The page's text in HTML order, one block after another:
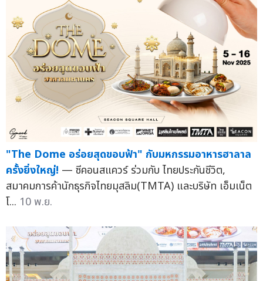
"The Dome อร่อยสุดขอบฟ้า" กับมหกรรมอาหารฮาลาล
ครั้งยิ่งใหญ่! — ซีคอนสแควร์ ร่วมกับ ไทยประกันชีวิต,
สมาคมการค้านักธุรกิจไทยมุสลิม(TMTA) และบริษัท เอ็มเน็ต
โ... 10 พ.ย.